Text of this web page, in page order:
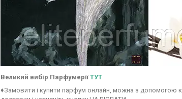
Великий вибір ПарфумеріїТУТ
♦Замовити і купити парфум онлайн, можна з допомогою